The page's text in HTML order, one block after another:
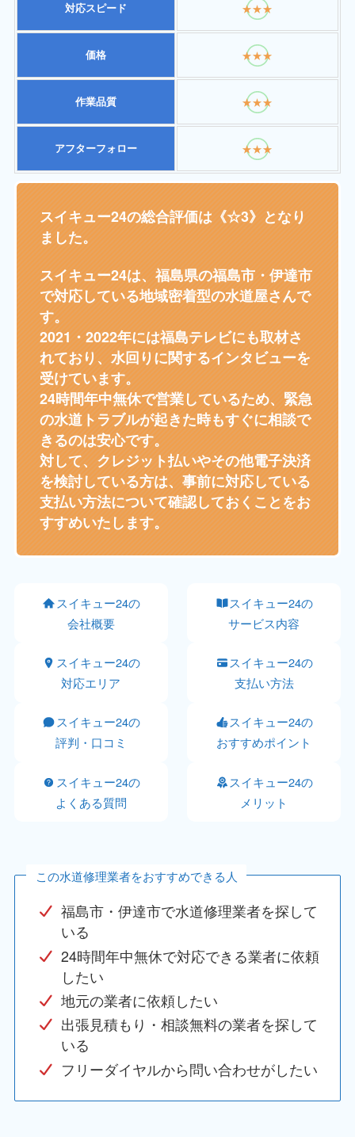
対応スピード ★★★
価格 ★★★
作業品質 ★★★
アフターフォロー ★★★
スイキュー24の総合評価は《☆3》となり
ました。
スイキュー24は、福島県の福島市・伊達市
で対応している地域密着型の水道屋さんで
す。
2021・2022年には福島テレビにも取材さ
れており、水回りに関するインタビューを
受けています。
24時間年中無休で営業しているため、緊急
の水道トラブルが起きた時もすぐに相談で
きるのは安心です。
対して、クレジット払いやその他電子決済
を検討している方は、事前に対応している
支払い方法について確認しておくことをお
すすめいたします。
スイキュー24の
会社概要
スイキュー24の
サービス内容
スイキュー24の
対応エリア
スイキュー24の
支払い方法
スイキュー24の
評判・口コミ
スイキュー24の
おすすめポイント
スイキュー24の
よくある質問
スイキュー24の
メリット
この水道修理業者をおすすめできる人
福島市・伊達市で水道修理業者を探して
いる
24時間年中無休で対応できる業者に依頼
したい
地元の業者に依頼したい
出張見積もり・相談無料の業者を探して
いる
フリーダイヤルから問い合わせがしたい